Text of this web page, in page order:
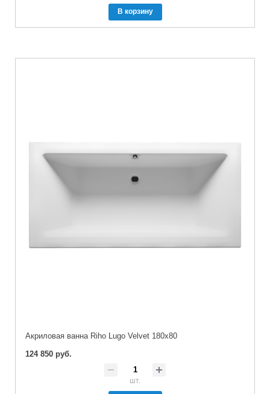
В корзину
Акриловая ванна Riho Lugo Velvet 180x80
124 850 руб.
шт.